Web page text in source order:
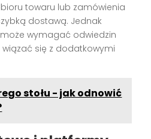
towaru lub zamówienia
dostawą. Jednak
wymagać odwiedzin
się z dodatkowymi
stołu - jak odnowić